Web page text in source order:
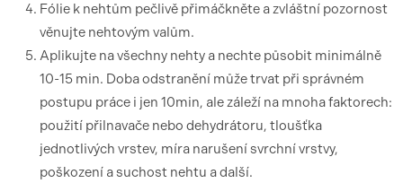
Fólie k nehtům pečlivě přimáčkněte a zvláštní pozornost
věnujte nehtovým valům.
Aplikujte na všechny nehty a nechte působit minimálně
10-15 min. Doba odstranění může trvat při správném
postupu práce i jen 10min, ale záleží na mnoha faktorech:
použití přilnavače nebo dehydrátoru, tloušťka
jednotlivých vrstev, míra narušení svrchní vrstvy,
poškození a suchost nehtu a další.